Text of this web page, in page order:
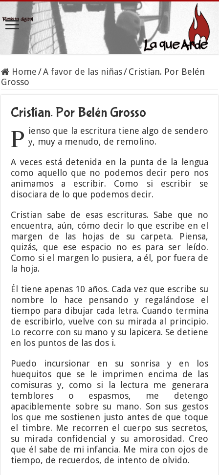
Home /A favor de las niñas/Cristian. Por Belén
Grosso
Cristian. Por Belén Grosso
P ienso que la escritura tiene algo de sendero
y, muy a menudo, de remolino.
A veces está detenida en la punta de la lengua
como aquello que no podemos decir pero nos
animamos a escribir. Como si escribir se
disociara de lo que podemos decir.
Cristian sabe de esas escrituras. Sabe que no
encuentra, aún, cómo decir lo que escribe en el
margen de las hojas de su carpeta. Piensa,
quizás, que ese espacio no es para ser leído.
Como si el margen lo pusiera, a él, por fuera de
la hoja.
Él tiene apenas 10 años. Cada vez que escribe su
nombre lo hace pensando y regalándose el
tiempo para dibujar cada letra. Cuando termina
de escribirlo, vuelve con su mirada al principio.
Lo recorre con su mano y su lapicera. Se detiene
en los puntos de las dos i.
Puedo incursionar en su sonrisa y en los
huequitos que se le imprimen encima de las
comisuras y, como si la lectura me generara
temblores o espasmos, me detengo
apaciblemente sobre su mano. Son sus gestos
los que me sostienen justo antes de que toque
el timbre. Me recorren el cuerpo sus secretos,
su mirada confidencial y su amorosidad. Creo
que él sabe de mi infancia. Me mira con ojos de
tiempo, de recuerdos, de intento de olvido.